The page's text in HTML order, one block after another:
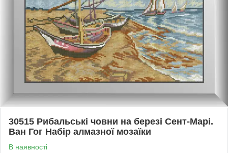
30515 Рибальські човни на березі Сент-Марі.
Ван Гог Набір алмазної мозаїки
В наявності